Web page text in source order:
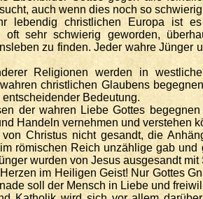
auch wenn dies noch so
lebendig christlichen Europa ist
oft sehr schwierig geworden,
zu finden. Jeder wahre Jünger
Religionen werden in
christlichen Glaubens
Bedeutung.
der wahren Liebe Gottes
Handeln vernehmen und verstehen
Christus nicht gesandt, die
römischen Reich unzählige gab
wurden von Jesus ausgesandt
im Heiligen Geist! Nur Gottes
soll der Mensch in Liebe und